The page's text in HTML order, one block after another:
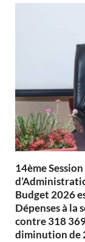
14ème
Budget 2026
Dépenses à la
contre 318
diminution de